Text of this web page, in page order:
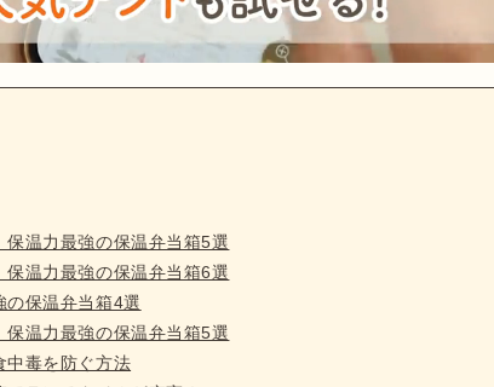
保温力最強の保温弁当箱5選
保温力最強の保温弁当箱6選
の保温弁当箱4選
保温力最強の保温弁当箱5選
中毒を防ぐ方法